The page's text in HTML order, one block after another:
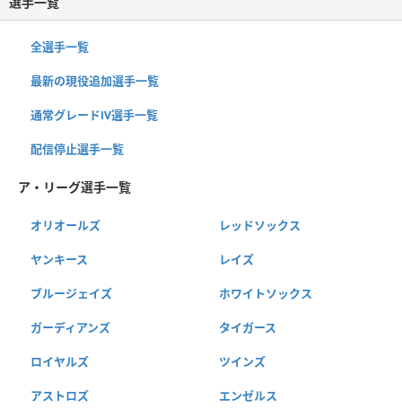
全選手一覧
最新の現役追加選手一覧
通常グレードⅣ選手一覧
配信停止選手一覧
ア・リーグ選手一覧
オリオールズ レッドソックス
ヤンキース レイズ
ブルージェイズ ホワイトソックス
ガーディアンズ タイガース
ロイヤルズ ツインズ
アストロズ エンゼルス